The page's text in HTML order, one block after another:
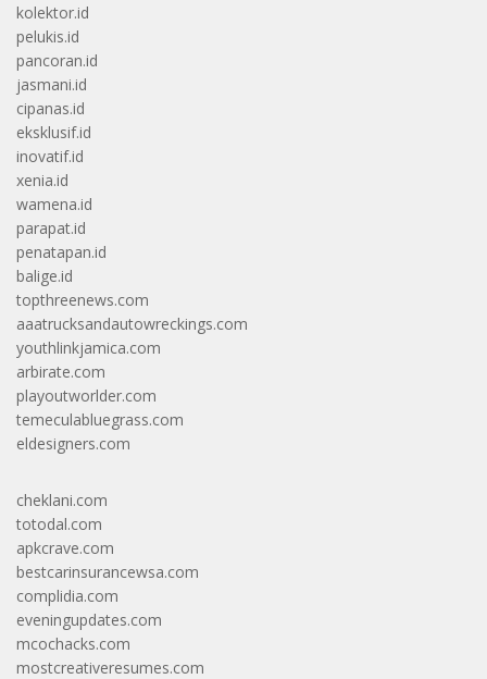
kolektor.id
pelukis.id
pancoran.id
jasmani.id
cipanas.id
eksklusif.id
inovatif.id
xenia.id
wamena.id
parapat.id
penatapan.id
balige.id
topthreenews.com
aaatrucksandautowreckings.com
youthlinkjamica.com
arbirate.com
playoutworlder.com
temeculabluegrass.com
eldesigners.com
cheklani.com
totodal.com
apkcrave.com
bestcarinsurancewsa.com
complidia.com
eveningupdates.com
mcochacks.com
mostcreativeresumes.com